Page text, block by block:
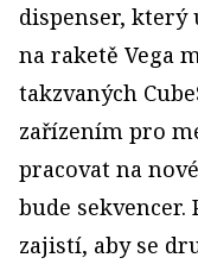
dispenser,
na raketě Vega
takzvaných
zařízením pro
pracovat na
bude
zajistí, aby se